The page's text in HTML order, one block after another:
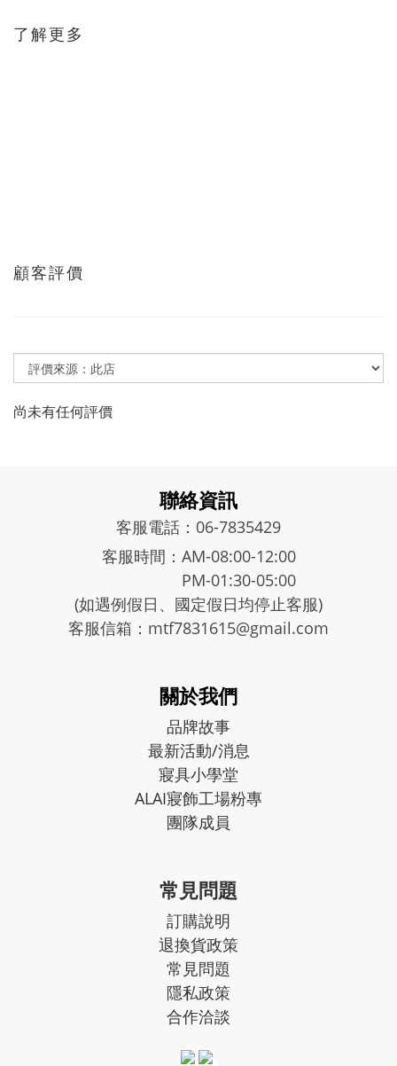
了解更多
顧客評價
尚未有任何評價
聯絡資訊
客服電話：06-7835429
客服時間：AM-08:00-12:00
PM-01:30-05:00
(如遇例假日、國定假日均停止客服)
客服信箱：mtf7831615@gmail.com
關於我們
品牌故事
最新活動/消息
寢具小學堂
ALAI寢飾工場粉專
團隊成員
常見問題
訂購說明
退換貨政策
常見問題
隱私政策
合作洽談